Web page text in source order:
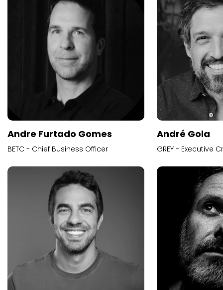
Andre Furtado Gomes
BETC - Chief Business Officer
André Gola
GREY - Executive